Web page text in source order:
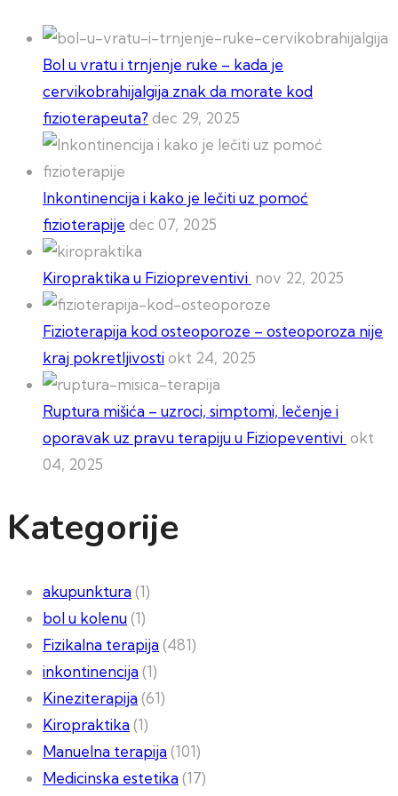
Bol u vratu i trnjenje ruke – kada je
cervikobrahijalgija znak da morate kod
fizioterapeuta? dec 29, 2025
Inkontinencija i kako je lečiti uz pomoć
fizioterapije dec 07, 2025
Kiropraktika u Fiziopreventivi nov 22, 2025
Fizioterapija kod osteoporoze – osteoporoza nije
kraj pokretljivostiokt 24, 2025
Ruptura mišića – uzroci, simptomi, lečenje i
oporavak uz pravu terapiju u Fiziopeventivi okt
04, 2025
Kategorije
akupunktura(1)
bol u kolenu(1)
Fizikalna terapija(481)
inkontinencija(1)
Kineziterapija(61)
Kiropraktika(1)
Manuelna terapija(101)
Medicinska estetika(17)